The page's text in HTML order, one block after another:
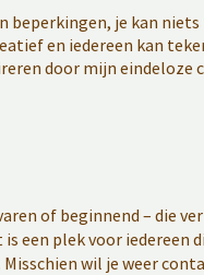
beperkingen, je kan
en iedereen kan
door mijn eindeloze
of beginnend – die
een plek voor iedereen
wil je weer